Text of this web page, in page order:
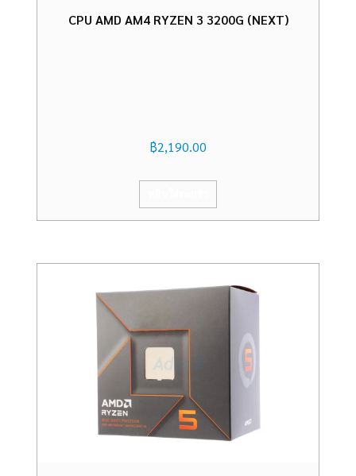
CPU AMD AM4 RYZEN 3 3200G (NEXT)
฿2,190.00